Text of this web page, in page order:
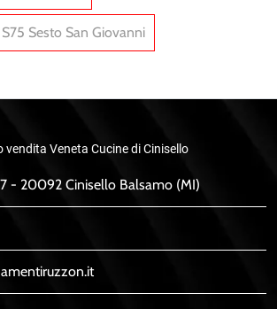
Sesto San Giovanni
vendita Veneta Cucine di Cinisello
- 20092 Cinisello Balsamo (MI)